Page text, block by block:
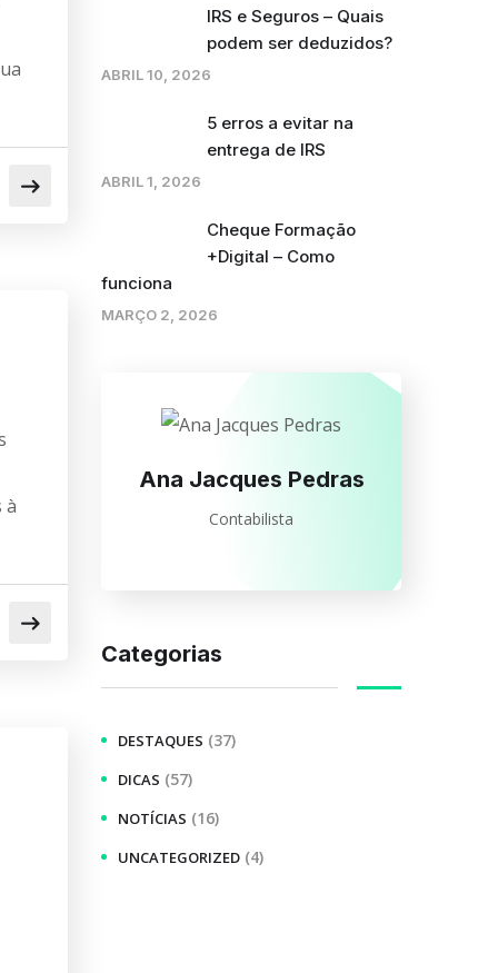
à
IRS e Seguros – Quais
podem ser deduzidos?
ABRIL 10, 2026
5 erros a evitar na
entrega de IRS
ABRIL 1, 2026
Cheque Formação
+Digital – Como
funciona
MARÇO 2, 2026
Ana Jacques Pedras
Contabilista
Categorias
DESTAQUES (37)
DICAS (57)
NOTÍCIAS (16)
UNCATEGORIZED (4)